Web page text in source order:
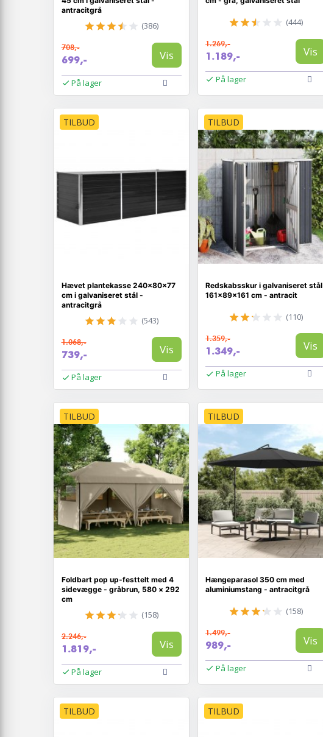
antracitgrå
(386)
708,-
699,- Vis
På lager
(444)
1.269,-
1.189,- Vis
På lager
TILBUD
Hævet plantekasse 240×80×77
cm i galvaniseret stål -
antracitgrå
(543)
1.068,-
739,- Vis
På lager
TILBUD
Redskabsskur i galvaniseret stål
161×89×161 cm - antracit
(110)
1.359,-
1.349,- Vis
På lager
TILBUD
Foldbart pop up-festtelt med 4
sidevægge - gråbrun, 580 × 292
cm
(158)
2.246,-
1.819,- Vis
På lager
TILBUD
Hængeparasol 350 cm med
aluminiumstang - antracitgrå
(158)
1.499,-
989,- Vis
På lager
TILBUD TILBUD